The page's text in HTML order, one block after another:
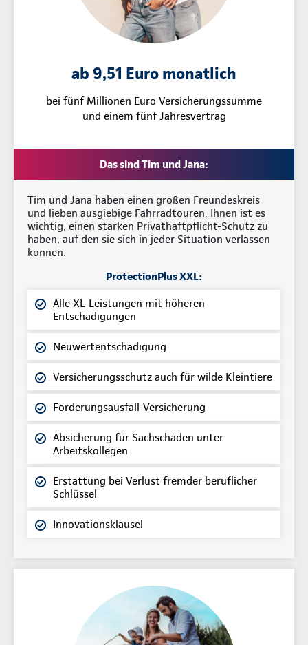
ab 9,51 Euro monatlich
bei fünf Millionen Euro Versicherungssumme
und einem fünf Jahresvertrag
Das sind Tim und Jana:
Tim und Jana haben einen großen Freundeskreis
und lieben ausgiebige Fahrradtouren. Ihnen ist es
wichtig, einen starken Privathaftpflicht-Schutz zu
haben, auf den sie sich in jeder Situation verlassen
können.
ProtectionPlus XXL:
Alle XL-Leistungen mit höheren
Entschädigungen
Neuwertentschädigung
Versicherungsschutz auch für wilde Kleintiere
Forderungsausfall-Versicherung
Absicherung für Sachschäden unter
Arbeitskollegen
Erstattung bei Verlust fremder beruflicher
Schlüssel
Innovationsklausel